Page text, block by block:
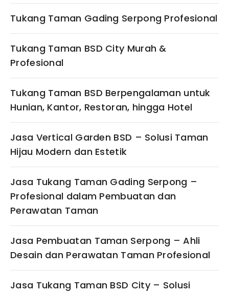
Tukang Taman Gading Serpong Profesional
Tukang Taman BSD City Murah &
Profesional
Tukang Taman BSD Berpengalaman untuk
Hunian, Kantor, Restoran, hingga Hotel
Jasa Vertical Garden BSD – Solusi Taman
Hijau Modern dan Estetik
Jasa Tukang Taman Gading Serpong –
Profesional dalam Pembuatan dan
Perawatan Taman
Jasa Pembuatan Taman Serpong – Ahli
Desain dan Perawatan Taman Profesional
Jasa Tukang Taman BSD City – Solusi